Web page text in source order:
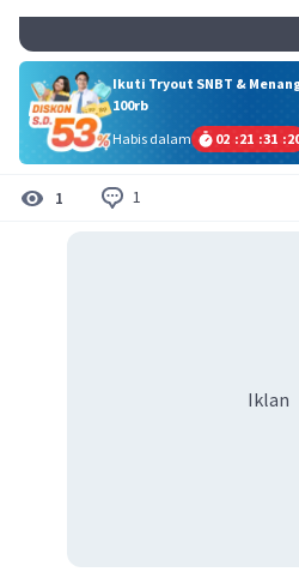
Ikuti Tryout SNBT &
100rb
Habis dalam
02 :21 :31 :
1 1
Iklan